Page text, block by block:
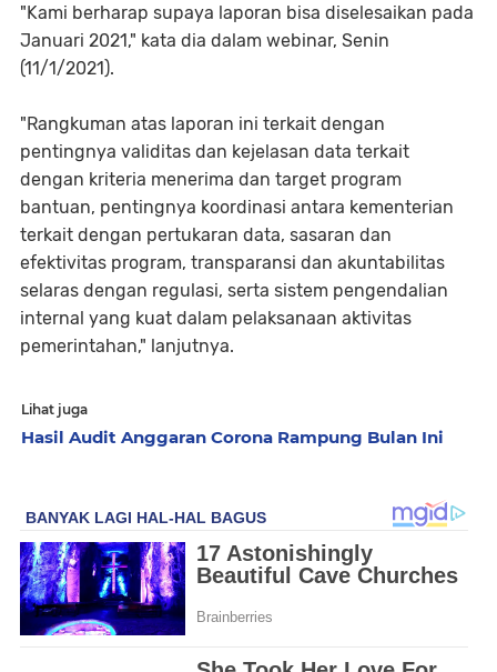
"Kami berharap supaya laporan bisa diselesaikan pada
Januari 2021," kata dia dalam webinar, Senin
(11/1/2021).
"Rangkuman atas laporan ini terkait dengan
pentingnya validitas dan kejelasan data terkait
dengan kriteria menerima dan target program
bantuan, pentingnya koordinasi antara kementerian
terkait dengan pertukaran data, sasaran dan
efektivitas program, transparansi dan akuntabilitas
selaras dengan regulasi, serta sistem pengendalian
internal yang kuat dalam pelaksanaan aktivitas
pemerintahan," lanjutnya.
Lihat juga
Hasil Audit Anggaran Corona Rampung Bulan Ini